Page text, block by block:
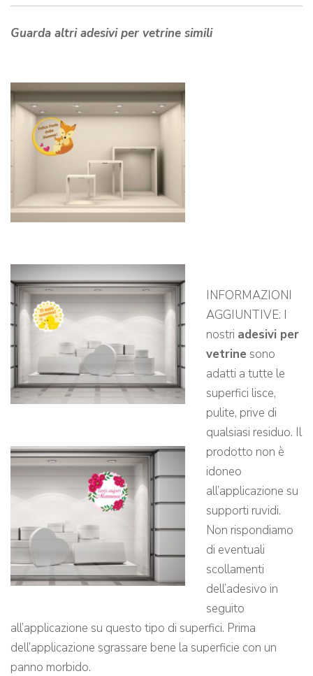
Guarda altri adesivi per vetrine simili
INFORMAZIONI
AGGIUNTIVE: I
nostri adesivi per
vetrine sono
adatti a tutte le
superfici lisce,
pulite, prive di
qualsiasi residuo. Il
prodotto non è
idoneo
all’applicazione su
supporti ruvidi.
Non rispondiamo
di eventuali
scollamenti
dell’adesivo in
seguito
all’applicazione su questo tipo di superfici. Prima
dell’applicazione sgrassare bene la superficie con un
panno morbido.